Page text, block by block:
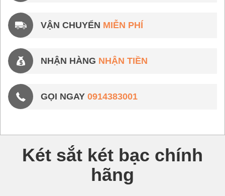
VẬN CHUYỂN MIỄN PHÍ
NHẬN HÀNG NHẬN TIỀN
GỌI NGAY 0914383001
Két sắt két bạc chính
hãng